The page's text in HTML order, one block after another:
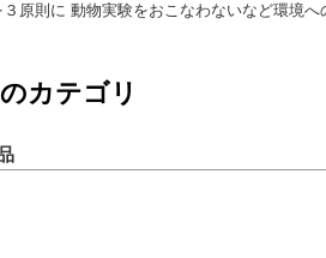
３原則に 動物実験をおこなわないなど環境へ
カテゴリ